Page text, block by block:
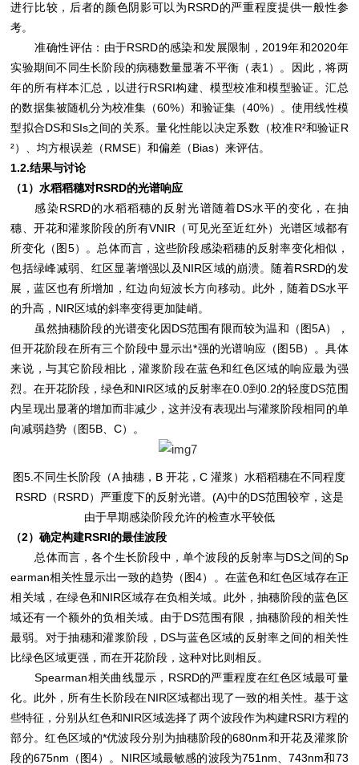
进行比较，后者的颜色阴影可以为RSRD的严重程度提供一般性参
考。
准确性评估：由于RSRD的感染和发展限制，2019年和2020年
实验期间不同生长阶段的病穗数量显著不平衡（表1）。因此，将两
年的所有样本汇总，以进行RSRI构建、模型校准和模型验证。汇总
的数据集被随机分为校准集（60%）和验证集（40%）。使用线性模
型拟合DS和SIs之间的关系。量化性能以决定系数（校准R²和验证R
²）、均方根误差（RMSE）和偏差（Bias）来评估。
1.2.结果与讨论
（1）水稻稻穗对RSRD的光谱响应
感染RSRD的水稻稻穗的反射光谱随着DS水平的变化，在抽
穗、开花和灌浆阶段的所有VNIR（可见光至近红外）光谱区域都有
所变化（图5）。总体而言，这些阶段感染稻穗的反射率变化相似，
包括绿峰减弱、红区显著增强以及NIR区域的崩溃。随着RSRD的发
展，蓝区也有所增加，红边向短波长方向移动。此外，随着DS水平
的升高，NIR区域的斜率变得更加陡峭。
虽然抽穗阶段的光谱变化因DS范围有限而较为温和（图5A），
但开花阶段在所有三个阶段中显示出*强的光谱响应（图5B）。具体
来说，与其它阶段相比，灌浆阶段在蓝色和红色区域的响应最为强
烈。在开花阶段，绿色和NIR区域的反射率在0.0到0.2的轻度DS范围
内呈现出显著的增加而非减少，这并没有表现出与灌浆阶段相同的单
向减弱趋势（图5B、C）。
图5.不同生长阶段（A 抽穗，B 开花，C 灌浆）水稻稻穗在不同程度
RSRD（RSRD）严重度下的反射光谱。(A)中的DS范围较窄，这是
由于早期感染阶段允许的检查水平较低
（2）确定构建RSRI的最佳波段
总体而言，各个生长阶段中，单个波段的反射率与DS之间的Sp
earman相关性显示出一致的趋势（图4）。在蓝色和红色区域存在正
相关域，在绿色和NIR区域存在负相关域。此外，抽穗阶段的蓝色区
域还有一个额外的负相关域。由于DS范围有限，抽穗阶段的相关性
最弱。对于抽穗和灌浆阶段，DS与蓝色区域的反射率之间的相关性
比绿色区域更强，而在开花阶段，这种对比则相反。
Spearman相关曲线显示，RSRD的严重程度在红色区域最可量
化。此外，所有生长阶段在NIR区域都出现了一致的相关性。基于这
些特征，分别从红色和NIR区域选择了两个波段作为构建RSRI方程的
部分。红色区域的*优波段分别为抽穗阶段的680nm和开花及灌浆阶
段的675nm（图4）。NIR区域最敏感的波段为751nm、743nm和73